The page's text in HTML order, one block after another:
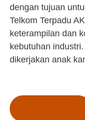
dengan tujuan
Telkom Terpadu
keterampilan dan
kebutuhan
dikerjakan anak